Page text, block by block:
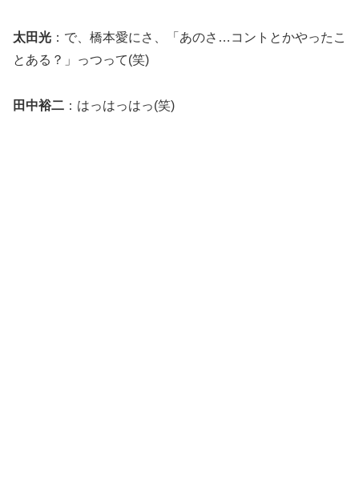
太田光 ：で、橋本愛にさ、「あのさ…コントとかやったこ
とある？」っつって(笑)
田中裕二 ：はっはっはっ(笑)